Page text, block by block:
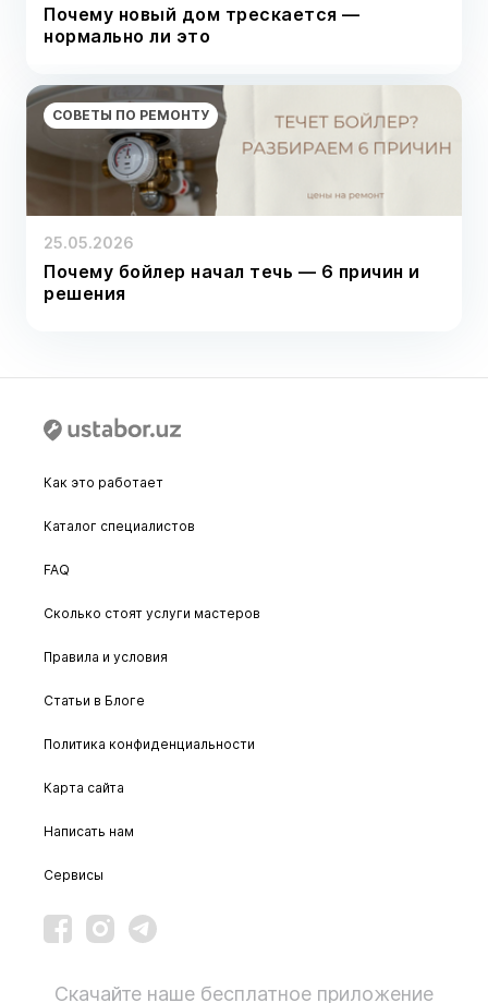
Почему новый дом трескается —
нормально ли это
СОВЕТЫ ПО РЕМОНТУ
25.05.2026
Почему бойлер начал течь — 6 причин и
решения
Как это работает
Каталог специалистов
FAQ
Сколько стоят услуги мастеров
Правила и условия
Статьи в Блоге
Политика конфиденциальности
Карта сайта
Написать нам
Сервисы
Скачайте наше бесплатное приложение